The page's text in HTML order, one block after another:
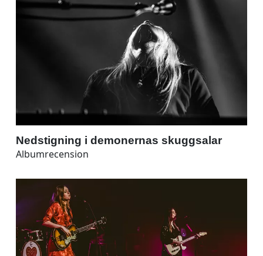
Nedstigning i demonernas skuggsalar
Albumrecension